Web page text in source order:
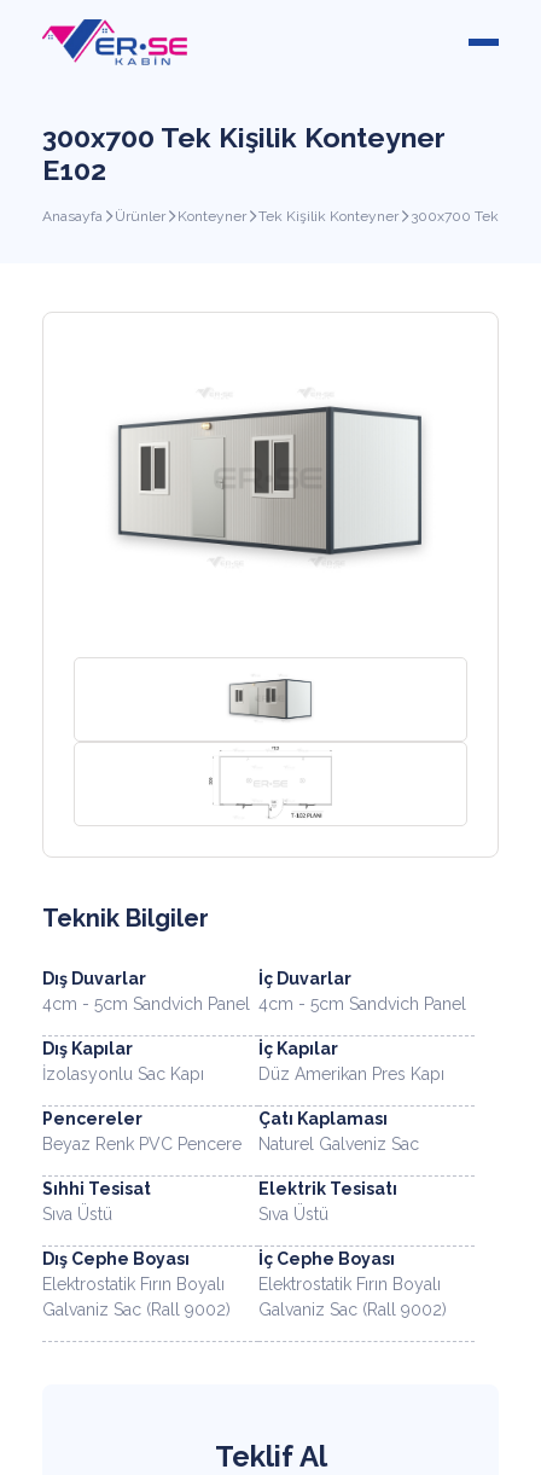
300x700 Tek Kişilik Konteyner
E102
Anasayfa Ürünler Konteyner Tek Kişilik Konteyner 300x700 Tek
Teknik Bilgiler
Dış Duvarlar
4cm - 5cm Sandvich Panel
İç Duvarlar
4cm - 5cm Sandvich Panel
Dış Kapılar
İzolasyonlu Sac Kapı
İç Kapılar
Düz Amerikan Pres Kapı
Pencereler
Beyaz Renk PVC Pencere
Çatı Kaplaması
Naturel Galveniz Sac
Sıhhi Tesisat
Sıva Üstü
Elektrik Tesisatı
Sıva Üstü
Dış Cephe Boyası
Elektrostatik Fırın Boyalı
Galvaniz Sac (Rall 9002)
İç Cephe Boyası
Elektrostatik Fırın Boyalı
Galvaniz Sac (Rall 9002)
Teklif Al